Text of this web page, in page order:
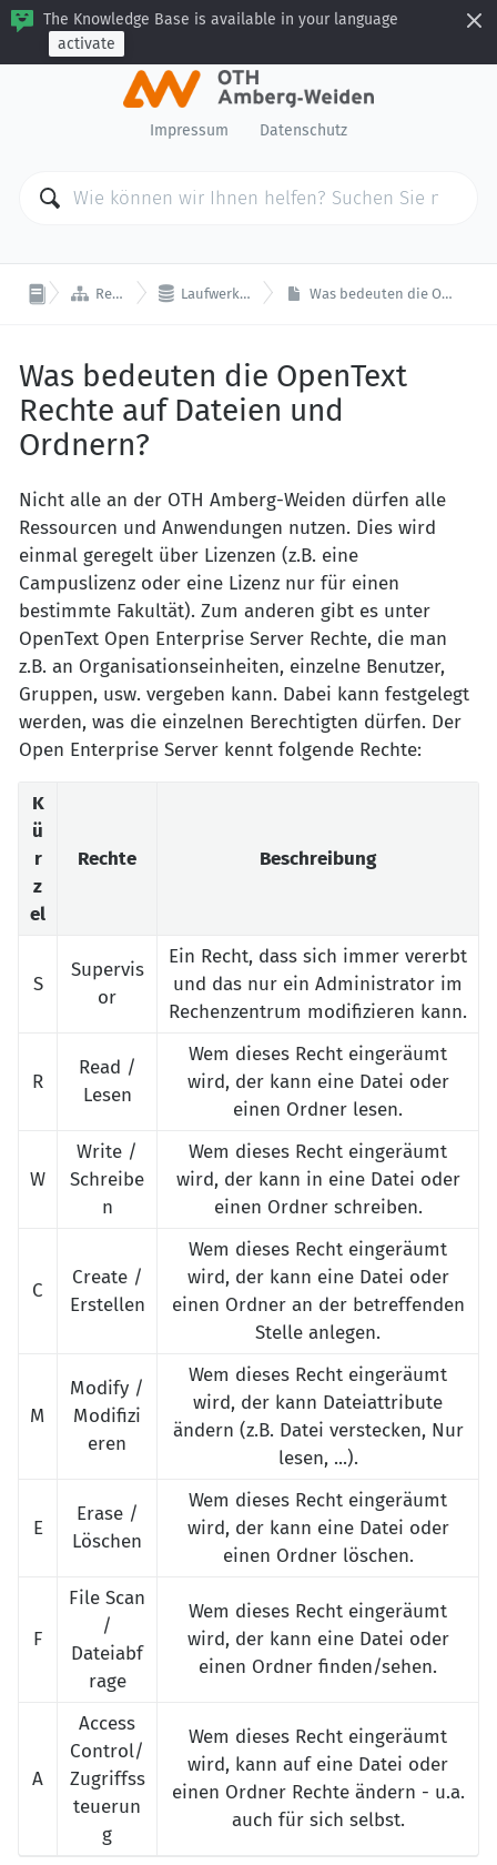
The Knowledge Base is available in your language
activate
Impressum Datenschutz
 Rechenzentrum  Laufwerke, Dateien und Ordner Was bedeuten die OpenText Rechte auf Dateien und Ordnern?
Was bedeuten die OpenText
Rechte auf Dateien und
Ordnern?
Nicht alle an der OTH Amberg-Weiden dürfen alle
Ressourcen und Anwendungen nutzen. Dies wird
einmal geregelt über Lizenzen (z.B. eine
Campuslizenz oder eine Lizenz nur für einen
bestimmte Fakultät). Zum anderen gibt es unter
OpenText Open Enterprise Server Rechte, die man
z.B. an Organisationseinheiten, einzelne Benutzer,
Gruppen, usw. vergeben kann. Dabei kann festgelegt
werden, was die einzelnen Berechtigten dürfen. Der
Open Enterprise Server kennt folgende Rechte:
K
ü
r
z
el
Rechte Beschreibung
S
Supervis
or
Ein Recht, dass sich immer vererbt
und das nur ein Administrator im
Rechenzentrum modifizieren kann.
R
Read /
Lesen
Wem dieses Recht eingeräumt
wird, der kann eine Datei oder
einen Ordner lesen.
W
Write /
Schreibe
n
Wem dieses Recht eingeräumt
wird, der kann in eine Datei oder
einen Ordner schreiben.
C
Create /
Erstellen
Wem dieses Recht eingeräumt
wird, der kann eine Datei oder
einen Ordner an der betreffenden
Stelle anlegen.
M
Modify /
Modifizi
eren
Wem dieses Recht eingeräumt
wird, der kann Dateiattribute
ändern (z.B. Datei verstecken, Nur
lesen, ...).
E
Erase /
Löschen
Wem dieses Recht eingeräumt
wird, der kann eine Datei oder
einen Ordner löschen.
F
File Scan
/
Dateiabf
rage
Wem dieses Recht eingeräumt
wird, der kann eine Datei oder
einen Ordner finden/sehen.
A
Access
Control/
Zugriffss
teuerun
g
Wem dieses Recht eingeräumt
wird, kann auf eine Datei oder
einen Ordner Rechte ändern - u.a.
auch für sich selbst.